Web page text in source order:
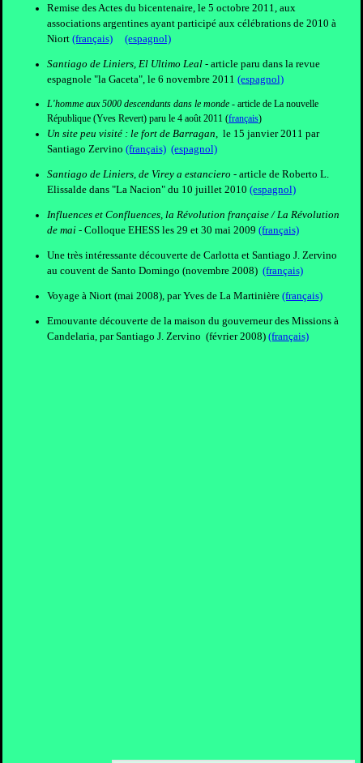
Remise des Actes du bicentenaire, le 5 octobre 2011, aux
associations argentines ayant participé aux célébrations de 2010 à
Niort (français) (espagnol)
Santiago de Liniers, El Ultimo Leal - article paru dans la revue
espagnole "la Gaceta", le 6 novembre 2011 (espagnol)
L'homme aux 5000 descendants dans le monde - article de La nouvelle
République (Yves Revert) paru le 4 août 2011 (français)
Un site peu visité : le fort de Barragan, le 15 janvier 2011 par
Santiago Zervino (français) (espagnol)
Santiago de Liniers, de Virey a estanciero - article de Roberto L.
Elissalde dans "La Nacion" du 10 juillet 2010 (espagnol)
Influences et Confluences, la Révolution française / La Révolution
de mai - Colloque EHESS les 29 et 30 mai 2009 (français)
Une très intéressante découverte de Carlotta et Santiago J. Zervino
au couvent de Santo Domingo (novembre 2008) (français)
Voyage à Niort (mai 2008), par Yves de La Martinière (français)
Emouvante découverte de la maison du gouverneur des Missions à
Candelaria, par Santiago J. Zervino (février 2008) (français)